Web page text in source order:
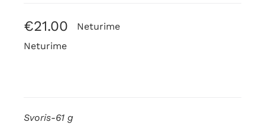
€21.00
Neturime
Neturime
Svoris-61 g